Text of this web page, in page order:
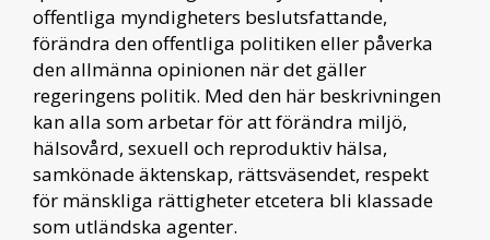
offentliga myndigheters beslutsfattande,
förändra den offentliga politiken eller påverka
den allmänna opinionen när det gäller
regeringens politik. Med den här beskrivningen
kan alla som arbetar för att förändra miljö,
hälsovård, sexuell och reproduktiv hälsa,
samkönade äktenskap, rättsväsendet, respekt
för mänskliga rättigheter etcetera bli klassade
som utländska agenter.